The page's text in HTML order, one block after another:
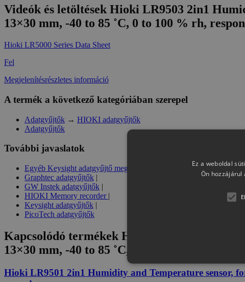
Videók és letöltések Hioki LR9503 2in1
13×30 mm, -40 to 85 ˚C, 0 to 100 % rh,
Hioki LR5000 Series Data Sheet
Fel
Megjelenítésrészletes információ
A termék a következő kategóriában szerepel
Adatgyűjtők → HIOKI adatgyűjtők
Adatgyűjtők
További javaslatok
Egyéb Keysight adatgyűjtő megoldások
Graphtec adatgyűjtők |
GW Instek adatgyűjtők |
HIOKI Memory recorder |
Keysight adatgyűjtők |
PicoTech adatgyűjtők
Kapcsolódó termékek Hioki LR9503 2in1
13×30 mm, -40 to 85 ˚C, 0 to 100 % rh,
Hioki LR9501 2in1 Humidity and Temperature sensor,
Ez a weboldal
Ön hozzájárul